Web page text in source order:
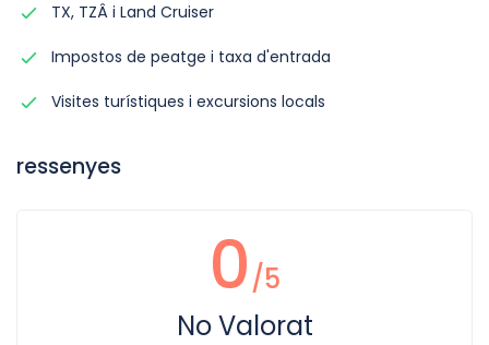
TX, TZÂ i Land Cruiser
Impostos de peatge i taxa d'entrada
Visites turístiques i excursions locals
ressenyes
0/5
No Valorat